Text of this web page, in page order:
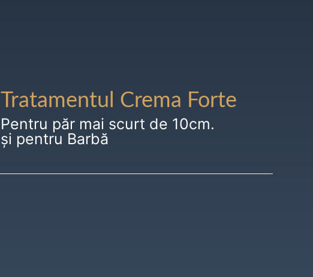
Tratamentul Crema Forte
Pentru păr mai scurt de 10cm.
și pentru Barbă